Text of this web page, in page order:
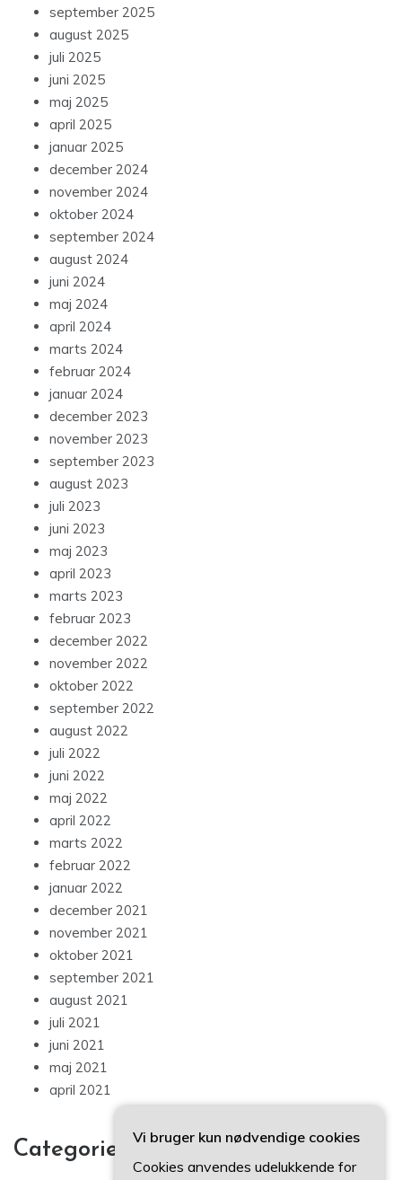
september 2025
august 2025
juli 2025
juni 2025
maj 2025
april 2025
januar 2025
december 2024
november 2024
oktober 2024
september 2024
august 2024
juni 2024
maj 2024
april 2024
marts 2024
februar 2024
januar 2024
december 2023
november 2023
september 2023
august 2023
juli 2023
juni 2023
maj 2023
april 2023
marts 2023
februar 2023
december 2022
november 2022
oktober 2022
september 2022
august 2022
juli 2022
juni 2022
maj 2022
april 2022
marts 2022
februar 2022
januar 2022
december 2021
november 2021
oktober 2021
september 2021
august 2021
juli 2021
juni 2021
maj 2021
april 2021
Categories
Vi bruger kun nødvendige cookies
Cookies anvendes udelukkende for